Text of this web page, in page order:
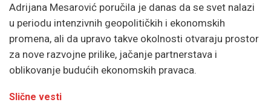
Adrijana Mesarović poručila je danas da se svet nalazi
u periodu intenzivnih geopolitičkih i ekonomskih
promena, ali da upravo takve okolnosti otvaraju prostor
za nove razvojne prilike, jačanje partnerstava i
oblikovanje budućih ekonomskih pravaca.
Slične vesti